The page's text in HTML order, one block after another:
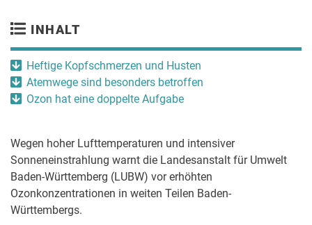
INHALT
Heftige Kopfschmerzen und Husten
Atemwege sind besonders betroffen
Ozon hat eine doppelte Aufgabe
Wegen hoher Lufttemperaturen und intensiver
Sonneneinstrahlung warnt die Landesanstalt für Umwelt
Baden-Württemberg (LUBW) vor erhöhten
Ozonkonzentrationen in weiten Teilen Baden-
Württembergs.